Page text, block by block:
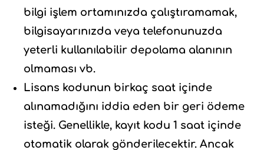
bilgi işlem ortamınızda çalıştıramamak,
bilgisayarınızda veya telefonunuzda
yeterli kullanılabilir depolama alanının
olmaması vb.
Lisans kodunun birkaç saat içinde
alınamadığını iddia eden bir geri ödeme
isteği. Genellikle, kayıt kodu 1 saat içinde
otomatik olarak gönderilecektir. Ancak